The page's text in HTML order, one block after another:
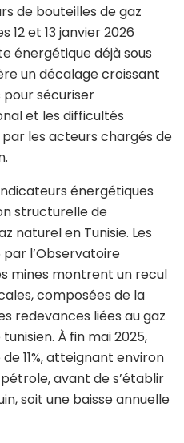
de bouteilles de gaz
12 et 13 janvier 2026
énergétique déjà sous
un décalage croissant
sécuriser
et les difficultés
les acteurs chargés de
énergétiques
structurelle de
naturel en Tunisie. Les
l’Observatoire
mines montrent un recul
composées de la
redevances liées au gaz
À fin mai 2025,
11%, atteignant environ
avant de s’établir
soit une baisse annuelle